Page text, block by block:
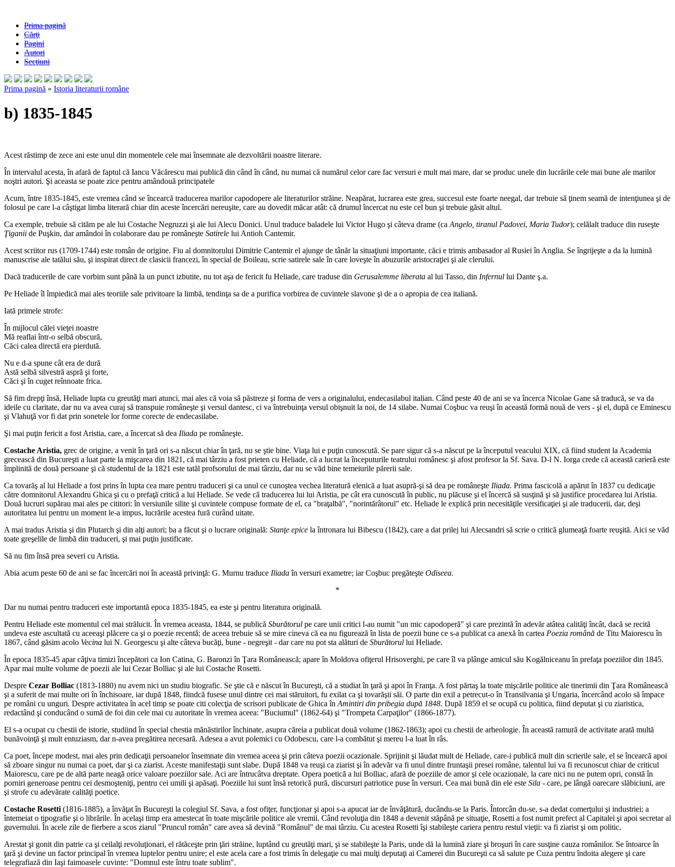
Prima pagină
Cărţi
Pagini
Autori
Secţiuni
Prima pagină » Istoria literaturii române
b) 1835-1845
Acest răstimp de zece ani este unul din momentele cele mai însemnate ale dezvoltării noastre literare.
În intervalul acesta, în afară de faptul că Iancu Văcărescu mai publică din când în când, nu numai că numărul celor care fac versuri e mult mai mare, dar se produc unele din lucrările cele mai bune ale marilor
noştri autori. Şi aceasta se poate zice pentru amândouă principatele
Acum, între 1835-1845, este vremea când se încearcă traducerea marilor capodopere ale literaturilor străine. Neapărat, lucrarea este grea, succesul este foarte neegal, dar trebuie să ţinem seamă de intenţiunea şi de
folosul pe care l-a câştigat limba literară chiar din aceste încercări nereuşite, care au dovedit măcar atât: că drumul încercat nu este cel bun şi trebuie găsit altul.
Ca exemple, trebuie să cităm pe ale lui Costache Negruzzi şi ale lui Alecu Donici. Unul traduce baladele lui Victor Hugo şi câteva drame (ca Angelo, tiranul Padovei, Maria Tudor); celălalt traduce din ruseşte
Ţiganii de Puşkin, dar amândoi în colaborare dau pe româneşte Satirele lui Antioh Cantemir.
Acest scriitor rus (1709-1744) este român de origine. Fiu al domnitorului Dimitrie Cantemir el ajunge de tânăr la situaţiuni importante, căci e trimis ambasador al Rusiei în Anglia. Se îngrijeşte a da la lumină
manuscrise ale tatălui său, şi inspirat direct de clasicii francezi, în special de Boileau, scrie satirele sale în care loveşte în abuzurile aristocraţiei şi ale clerului.
Dacă traducerile de care vorbim sunt până la un punct izbutite, nu tot aşa de fericit fu Heliade, care traduse din Gerusalemme liberata al lui Tasso, din Infernul lui Dante ş.a.
Pe Heliade îl împiedică mai ales teoriile sale privitoare la limbă, tendinţa sa de a purifica vorbirea de cuvintele slavone şi de a o apropia de cea italiană.
Iată primele strofe:
În mijlocul călei vieţei noastre
Mă reaflai într-o selbă obscură,
Căci calea directă era pierdută.
Nu e d-a spune cât era de dură
Astă selbă silvestră aspră şi forte,
Căci şi în cuget reînnoate frica.
Să fim drepţi însă, Heliade lupta cu greutăţi mari atunci, mai ales că voia să păstreze şi forma de vers a originalului, endecasilabul italian. Când peste 40 de ani se va încerca Nicolae Gane să traducă, se va da
ideile cu claritate, dar nu va avea curaj să transpuie româneşte şi versul dantesc, ci va întrebuinţa versul obişnuit la noi, de 14 silabe. Numai Coşbuc va reuşi în această formă nouă de vers - şi el, după ce Eminescu
şi Vlahuţă vor fi dat prin sonetele lor forme corecte de endecasilabe.
Şi mai puţin fericit a fost Aristia, care, a încercat să dea Iliada pe româneşte.
Costache Aristia, grec de origine, a venit în ţară ori s-a născut chiar în ţară, nu se ştie bine. Viaţa lui e puţin cunoscută. Se pare sigur că s-a născut pe la începutul veacului XIX, că fiind student la Academia
grecească din Bucureşti a luat parte la mişcarea din 1821, că mai târziu a fost prieten cu Heliade, că a lucrat la începuturile teatrului românesc şi afost profesor la Sf. Sava. D-l N. Iorga crede că această carieră este
împlinită de două persoane şi că studentul de la 1821 este tatăl profsorului de mai târziu, dar nu se văd bine temeiurile părerii sale.
Ca tovarăş al lui Heliade a fost prins în lupta cea mare pentru traduceri şi ca unul ce cunoştea vechea literatură elenică a luat asupră-şi să dea pe româneşte Iliada. Prima fascicolă a apărut în 1837 cu dedicaţie
către domnitorul Alexandru Ghica şi cu o prefaţă critică a lui Heliade. Se vede că traducerea lui lui Aristia, pe cât era cunoscută în public, nu plăcuse şi el încercă să susţină şi să justifice procedarea lui Aristia.
Două lucruri supărau mai ales pe cititori: în versiunile silite şi cuvintele compuse formate de el, ca "braţalbă", "norintărâtorul" etc. Heliade le explică prin necesităţile versificaţiei şi ale traducerii, dar, deşi
autoritatea lui pentru un moment le-a impus, lucrările acestea fură curând uitate.
A mai tradus Aristia şi din Plutarch şi din alţi autori; ba a făcut şi o lucrare originală: Stanţe epice la întronara lui Bibescu (1842), care a dat prilej lui Alecsandri să scrie o critică glumeaţă foarte reuşită. Aici se văd
toate greşelile de limbă din traduceri, şi mai puţin justificate.
Să nu fim însă prea severi cu Aristia.
Abia acum peste 60 de ani se fac încercări noi în această privinţă: G. Murnu traduce Iliadaîn versuri exametre; iar Coşbuc pregăteşte Odiseea.
*
Dar nu numai pentru traduceri este importantă epoca 1835-1845, ea este şi pentru literatura originală.
Pentru Heliade este momentul cel mai strălucit. În vremea aceasta, 1844, se publică Sburătorul pe care unii critici l-au numit "un mic capodoperă" şi care prezintă în adevăr atâtea calităţi încât, dacă se recită
undeva este ascultată cu aceeaşi plăcere ca şi o poezie recentă; de aceea trebuie să se mire cineva că ea nu figurează în lista de poezii bune ce s-a publicat ca anexă în cartea Poezia română de Titu Maiorescu în
1867, când găsim acolo Vecina lui N. Georgescu şi alte câteva bucăţi, bune - negreşit - dar care nu pot sta alături de Sburătorul lui Heliade.
În epoca 1835-45 apar câţiva timizi începători ca Ion Catina, G. Baronzi în Ţara Românească; apare în Moldova ofiţerul Hrisoverghi, pe care îl va plânge amicul său Kogălniceanu în prefaţa poeziilor din 1845.
Apar mai multe volume de poezii ale lui Cezar Bolliac şi ale lui Costache Rosetti.
Despre Cezar Bolliac (1813-1880) nu avem nici un studiu biografic. Se ştie că e născut în Bucureşti, că a studiat în ţară şi apoi în Franţa. A fost părtaş la toate mişcările politice ale tinerimii din Ţara Românească
şi a suferit de mai multe ori în închisoare, iar după 1848, fiindcă fusese unul dintre cei mai stăruitori, fu exilat ca şi tovarăşii săi. O parte din exil a petrecut-o în Transilvania şi Ungaria, încercând acolo să împace
pe români cu unguri. Despre activitatea în acel timp se poate citi colecţia de scrisori publicate de Ghica în Amintiri din pribegia după 1848. După 1859 el se ocupă cu politica, fiind deputat şi cu ziaristica,
redactând şi conducând o sumă de foi din cele mai cu autoritate în vremea aceea: "Buciumul" (1862-64) şi "Trompeta Carpaţilor" (1866-1877).
El s-a ocupat cu chestii de istorie, studiind în special chestia mănăstirilor închinate, asupra căreia a publicat două volume (1862-1863); apoi cu chestii de arheologie. În această ramură de activitate arată multă
bunăvoinţă şi mult entuziasm, dar n-avea pregătirea necesară. Adesea a avut polemici cu Odobescu, care l-a combătut şi mereu l-a luat în râs.
Ca poet, începe modest, mai ales prin dedicaţii persoanelor însemnate din vremea aceea şi prin câteva poezii ocazionale. Sprijinit şi lăudat mult de Heliade, care-i publică mult din scrierile sale, el se încearcă apoi
să zboare singur nu numai ca poet, dar şi ca ziarist. Aceste manifestaţii sunt slabe. După 1848 va reuşi ca ziarist şi în adevăr va fi unul dintre fruntaşii presei române, talentul lui va fi recunoscut chiar de criticul
Maiorescu, care pe de altă parte neagă orice valoare poeziilor sale. Aci are întrucâtva dreptate. Opera poetică a lui Bolliac, afară de poeziile de amor şi cele ocazionale, la care nici nu ne putem opri, constă în
porniri generoase pentru cei desmoşteniţi, pentru cei umili şi apăsaţi. Poeziile lui sunt însă retorică pură, discursuri patriotice puse în versuri. Cea mai bună din ele este Sila - care, pe lângă oarecare slăbiciuni, are
şi strofe cu adevărate calităţi poetice.
Costache Rosetti (1816-1885), a învăţat în Bucureşti la colegiul Sf. Sava, a fost ofiţer, funcţionar şi apoi s-a apucat iar de învăţătură, ducându-se la Paris. Întorcân du-se, s-a dedat comerţului şi industriei; a
întemeiat o tipografie şi o librările. În acelaşi timp era amestecat în toate mişcările politice ale vremii. Când revoluţia din 1848 a devenit stăpână pe situaţie, Rosetti a fost numit prefect al Capitalei şi apoi secretar al
guvernului. În acele zile de fierbere a scos ziarul "Pruncul român" care avea să devină "Românul" de mai târziu. Cu acestea Rosetti îşi stabileşte cariera pentru restul vieţii: va fi ziarist şi om politic.
Arestat şi gonit din patrie ca şi ceilalţi revoluţionari, el rătăceşte prin ţări străine, luptând cu greutăţi mari, şi se stabileşte la Paris, unde dă la lumină ziare şi broşuri în care susţine cauza românilor. Se întoarce în
ţară şi devine un factor principal în vremea luptelor pentru unire; el este acela care a fost trimis în delegaţie cu mai mulţi deputaţi ai Camerei din Bucureşti ca să salute pe Cuza pentru îndoita alegere şi care
telegrafiază din Iaşi faimoasele cuvinte: "Domnul este întru toate sublim".